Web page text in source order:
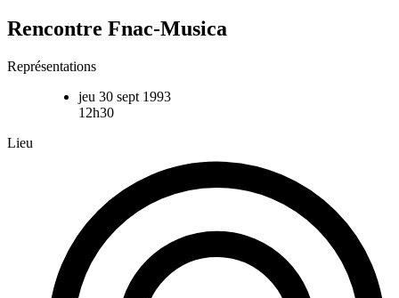
Rencontre Fnac-Musica
Représentations
jeu 30 sept 1993
12h30
Lieu